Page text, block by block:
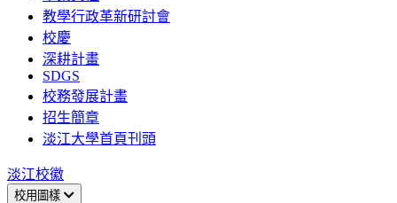
教學行政革新研討會
校慶
深耕計畫
SDGS
校務發展計畫
招生簡章
淡江大學首頁刊頭
淡江校徽
校用圖樣